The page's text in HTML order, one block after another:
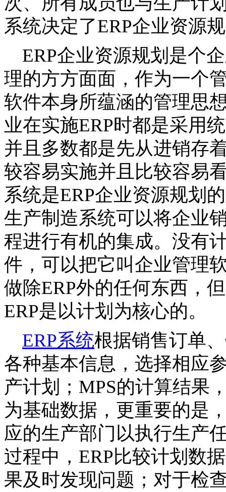
系统决定了ERP企业资源
ERP企业资源规划是个
理的方方面面，作为一个
软件本身所蕴涵的管理思
业在实施ERP时都是采用
并且多数都是先从进销存
较容易实施并且比较容易
系统是ERP企业资源规划
生产制造系统可以将企业
程进行有机的集成。没有
件，可以把它叫企业管理
做除ERP外的任何东西，
ERP是以计划为核心的。
ERP系统根据销售订单
各种基本信息，选择相应
产计划；MPS的计算结果
为基础数据，更重要的是
应的生产部门以执行生产
过程中，ERP比较计划数
果及时发现问题；对于检